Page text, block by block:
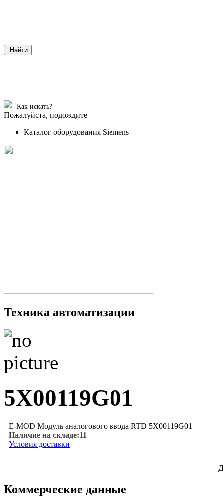
Найти
Как искать?
Пожалуйста, подождите
Каталог оборудования Siemens
Техника автоматизации
5X00119G01
E-MOD Модуль аналогового ввода RTD 5X00119G01
Наличие на складе:11
Условия доставки
Коммерческие данные